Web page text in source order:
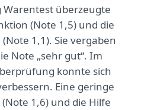
überzeugte
(Note 1,5) und die
1,1). Sie vergaben
Note „sehr gut“. Im
konnte sich
Eine geringe
1,6) und die Hilfe